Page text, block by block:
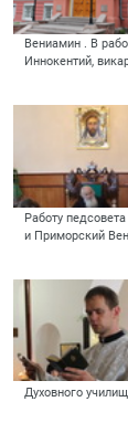
Вениамин . В
Иннокентий,
Работу
и Приморский
Духовного